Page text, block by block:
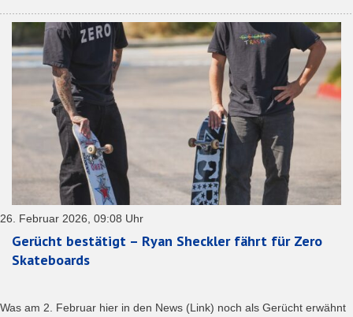
26. Februar 2026, 09:08 Uhr
Gerücht bestätigt – Ryan Sheckler fährt für Zero
Skateboards
Was am 2. Februar hier in den News (Link) noch als Gerücht erwähnt